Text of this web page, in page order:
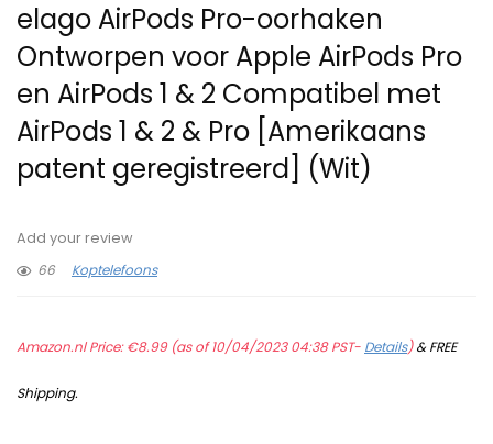
elago AirPods Pro-oorhaken
Ontworpen voor Apple AirPods Pro
en AirPods 1 & 2 Compatibel met
AirPods 1 & 2 & Pro [Amerikaans
patent geregistreerd] (Wit)
Add your review
66
Koptelefoons
Amazon.nl Price:€8.99(as of 10/04/2023 04:38 PST- Details)&FREE
Shipping.